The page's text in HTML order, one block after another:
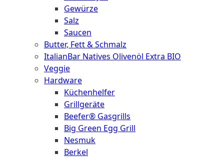
Gewürze
Salz
Saucen
Butter, Fett & Schmalz
ItalianBar Natives Olivenöl Extra BIO
Veggie
Hardware
Küchenhelfer
Grillgeräte
Beefer® Gasgrills
Big Green Egg Grill
Nesmuk
Berkel